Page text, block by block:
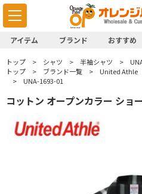
アイテム ブランド おすすめ
トップ シャツ 半袖シャツ
トップ
ブランド一覧
United Athle
UNA-1693-01
コットン オープンカラー ショ